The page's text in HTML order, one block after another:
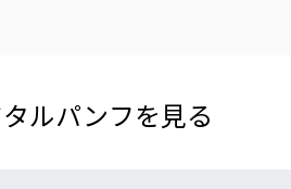
ルパンフを​見る​